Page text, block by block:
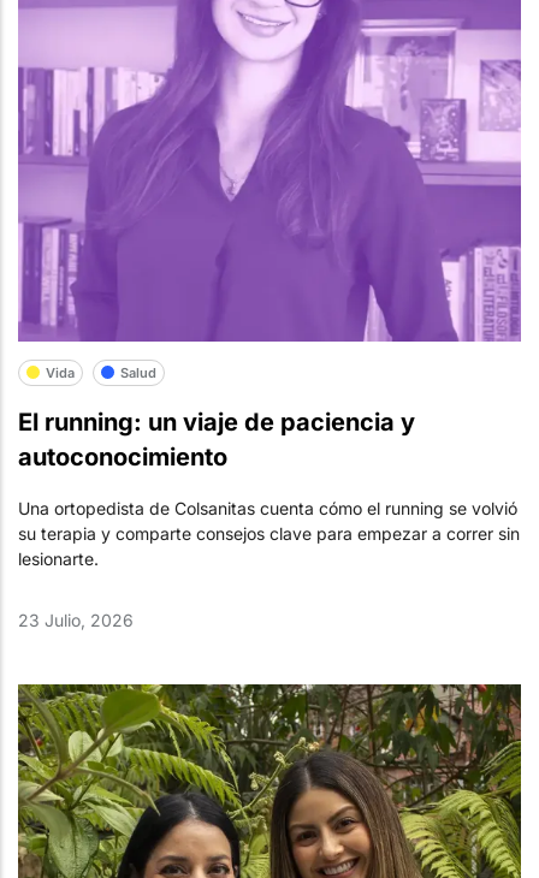
Vida Salud
El running: un viaje de paciencia y
autoconocimiento
Una ortopedista de Colsanitas cuenta cómo el running se volvió
su terapia y comparte consejos clave para empezar a correr sin
lesionarte.
23 Julio, 2026